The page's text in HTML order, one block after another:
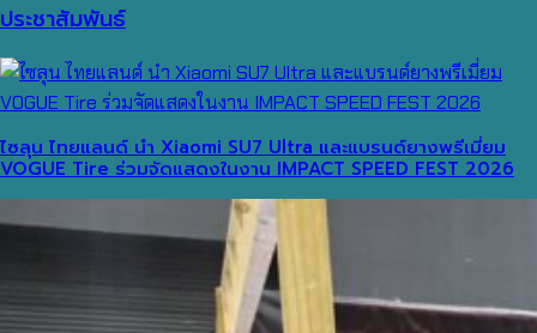
ประชาสัมพันธ์
ไซลุน ไทยแลนด์ นำ Xiaomi SU7 Ultra และแบรนด์ยางพรีเมี่ยม
VOGUE Tire ร่วมจัดแสดงในงาน IMPACT SPEED FEST 2026